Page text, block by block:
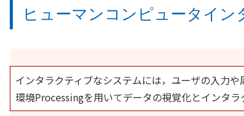
ヒューマンコンピュータイン
インタラクティブなシステムには，ユーザの入力
環境Processingを用いてデータの視覚化とインタ